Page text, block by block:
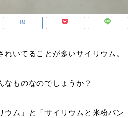
いてることが多いサイリウム。
なものなのでしょうか？
ウム」と「サイリウムと米粉パン